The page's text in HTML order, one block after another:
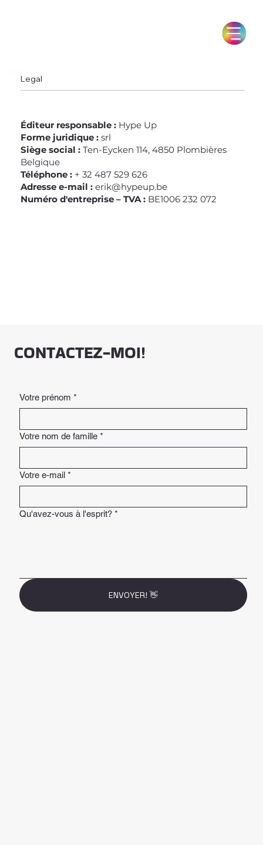
Legal
Éditeur responsable :Hype Up
Forme juridique :srl
Siège social :Ten-Eycken 114, 4850 Plombières
Belgique
Téléphone :+ 32 487 529 626
Adresse e-mail : erik@hypeup.be
Numéro d'entreprise – TVA :BE1006 232 072
CONTACTEZ-MOI!
Votre prénom *
Votre nom de famille *
Votre e-mail *
Qu'avez-vous à l'esprit? *
ENVOYER! 👋